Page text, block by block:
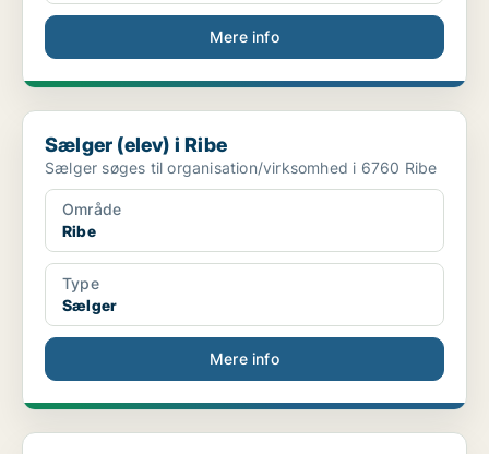
Mere info
Sælger (elev) i Ribe
Sælger (elev) i Ribe
Sælger søges til organisation/virksomhed i 6760 Ribe
Område
Ribe
Type
Sælger
Mere info
Sælger med fokus på relationer og forretningsudvik...